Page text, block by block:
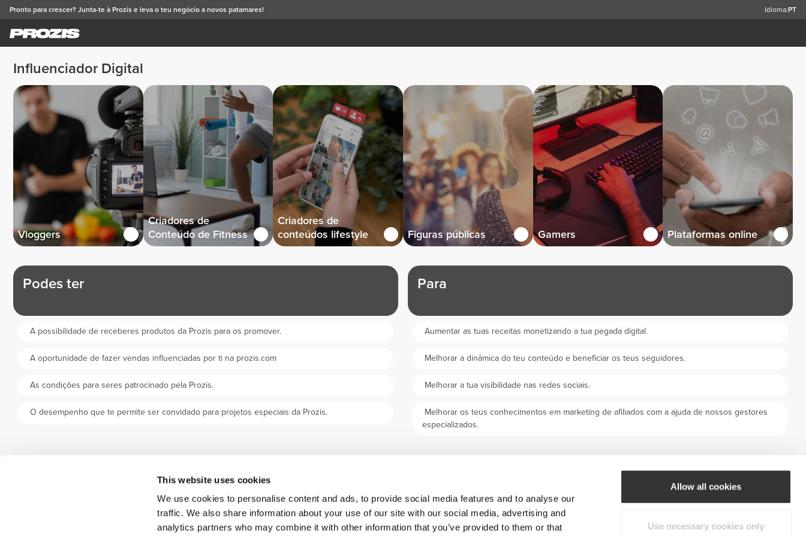
This website uses cookies
We use cookies to personalise content and ads, to provide social media features and to analyse our
traffic. We also share information about your use of our site with our social media, advertising and
analytics partners who may combine it with other information that you’ve provided to them or that
Allow all cookies
Use necessary cookies only
Pronto para crescer? Junta-te à Prozis e leva o teu negócio a novos patamares! Idioma:PT
Influenciador Digital
Vloggers
Criadores de
Conteúdo de Fitness
Criadores de
conteúdos lifestyle
Figuras públicas Gamers Plataformas online
Podes ter
A possibilidade de receberes produtos da Prozis para os promover.
A oportunidade de fazer vendas influenciadas por ti na prozis.com
As condições para seres patrocinado pela Prozis.
O desempenho que te permite ser convidado para projetos especiais da Prozis.
Para
Aumentar as tuas receitas monetizando a tua pegada digital.
Melhorar a dinâmica do teu conteúdo e beneficiar os teus seguidores.
Melhorar a tua visibilidade nas redes sociais.
Melhorar os teus conhecimentos em marketing de afiliados com a ajuda de nossos gestores
especializados.